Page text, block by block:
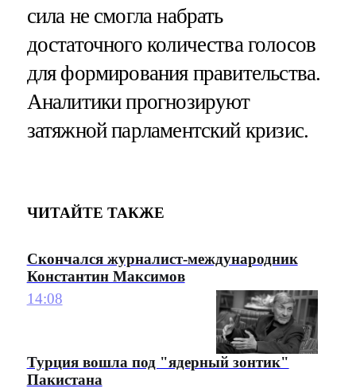
сила не смогла набрать
достаточного количества голосов
для формирования правительства.
Аналитики прогнозируют
затяжной парламентский кризис.
ЧИТАЙТЕ ТАКЖЕ
Скончался журналист-международник
Константин Максимов
14:08
Турция вошла под "ядерный зонтик"
Пакистана